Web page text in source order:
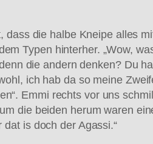
die halbe Kneipe alles
Typen hinterher. „Wow,
die andern denken? Du
ich hab da so meine
Emmi rechts vor uns
die beiden herum waren
is doch der Agassi.“